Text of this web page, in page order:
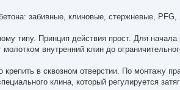
забивные, клиновые, стержневые,
типу. Принцип действия прост. Для
внутренний клин до
крепить в сквозном отверстии. По монтажу
клина, который регулируется